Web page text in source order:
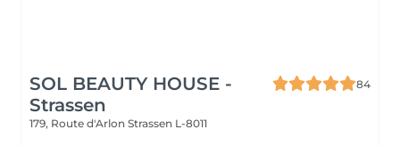
SOL BEAUTY HOUSE -
Strassen
84
179, Route d'Arlon Strassen L-8011